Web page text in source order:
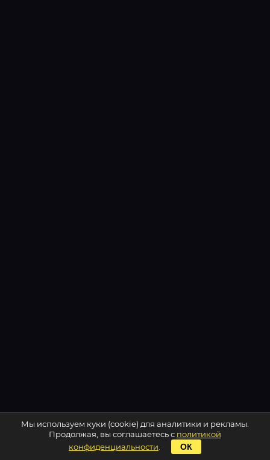
Мы используем куки (cookie) для аналитики и рекламы.
Продолжая, вы соглашаетесь с политикой
конфиденциальности
ОК